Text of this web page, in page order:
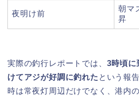
夜明け前
朝マ
昇
実際の釣行レポートでは、 3時頃に
けてアジが好調に釣れた という報
時は常夜灯周辺だけでなく、港内